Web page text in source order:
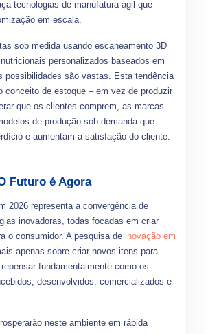
tecnologias de manufatura ágil que
em escala.
sob medida usando escaneamento 3D
personalizados baseados em
possibilidades são vastas. Esta tendência
conceito de estoque – em vez de produzir
que os clientes comprem, as marcas
de produção sob demanda que
e aumentam a satisfação do cliente.
Futuro é Agora
2026 representa a convergência de
inovadoras, todas focadas em criar
o consumidor. A pesquisa de inovação em
apenas sobre criar novos itens para
fundamentalmente como os
desenvolvidos, comercializados e
neste ambiente em rápida